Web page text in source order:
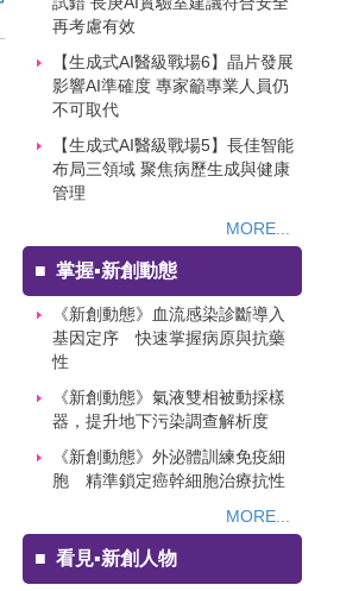
再考慮有效
【生成式AI醫級戰場6】晶片發展
影響AI準確度 專家籲專業人員仍
不可取代
【生成式AI醫級戰場5】長佳智能
布局三領域 聚焦病歷生成與健康
管理
MORE...
■ 掌握▪新創動態
《新創動態》血流感染診斷導入
基因定序 快速掌握病原與抗藥
性
《新創動態》氣液雙相被動採樣
器，提升地下污染調查解析度
《新創動態》外泌體訓練免疫細
胞 精準鎖定癌幹細胞治療抗性
MORE...
■ 看見▪新創人物